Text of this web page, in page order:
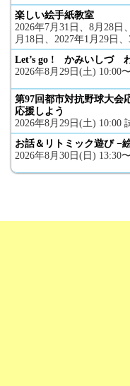
楽しい絵手紙教室
2026年7月31日、8月28日
月18日、2027年1月29日
Let’s go ! かみいしづ
2026年8月29日(土) 10:00
第97回都市対抗野球大
応援しよう
2026年8月29日(土) 10:00
お話＆リトミック遊び −
2026年8月30日(日) 13:30